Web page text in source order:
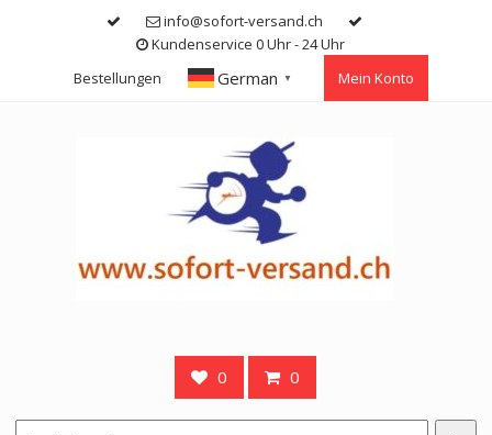
info@sofort-versand.ch
Kundenservice 0 Uhr - 24 Uhr
Bestellungen
German ▼ Mein Konto
0 0